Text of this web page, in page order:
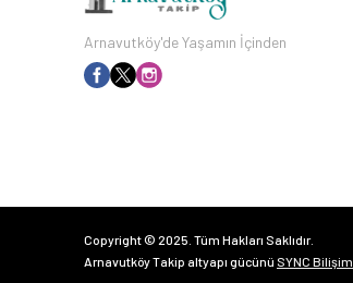
Arnavutköy'de Yaşamın İçinden
Copyright © 2025. Tüm Hakları Saklıdır.
Arnavutköy Takip altyapı gücünü SYNC Bilişim